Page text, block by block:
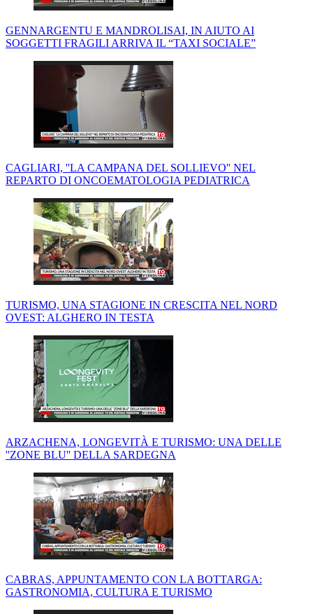
GENNARGENTU E MANDROLISAI, IN AIUTO AI
SOGGETTI FRAGILI ARRIVA IL “TAXI SOCIALE”
CAGLIARI, ''LA CAMPANA DEL SOLLIEVO'' NEL
REPARTO DI ONCOEMATOLOGIA PEDIATRICA
TURISMO, UNA STAGIONE IN CRESCITA NEL NORD
OVEST: ALGHERO IN TESTA
ARZACHENA, LONGEVITÀ E TURISMO: UNA DELLE
''ZONE BLU'' DELLA SARDEGNA
CABRAS, APPUNTAMENTO CON LA BOTTARGA:
GASTRONOMIA, CULTURA E TURISMO